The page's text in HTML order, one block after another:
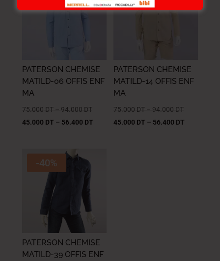
PATERSON CHEMISE
MATILD-06 OFFIS ENF
MA
75.000 DT– 94.000 DT
45.000 DT – 56.400 DT
PATERSON CHEMISE
MATILD-14 OFFIS ENF
MA
75.000 DT 94.000 DT
45.000 DT – 56.400 DT
-40%
PATERSON CHEMISE
MATILD-39 OFFIS ENF